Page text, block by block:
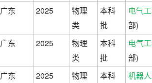
广东 2025
物理
类
本科
批
电气
部)
广东 2025
物理
类
本科
批
电气
部)
广东 2025
物理
本科
机器